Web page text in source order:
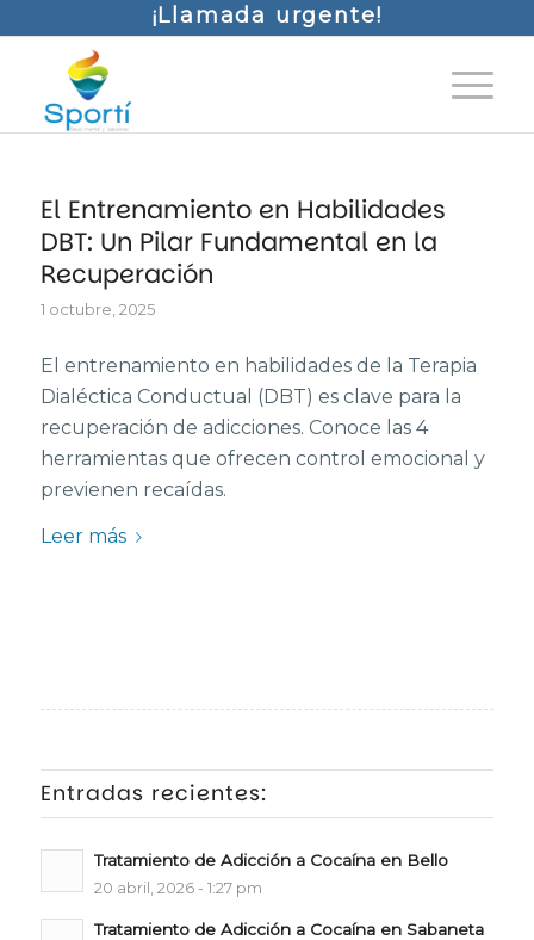
¡Llamada urgente!
El Entrenamiento en Habilidades
DBT: Un Pilar Fundamental en la
Recuperación
1 octubre, 2025
El entrenamiento en habilidades de la Terapia
Dialéctica Conductual (DBT) es clave para la
recuperación de adicciones. Conoce las 4
herramientas que ofrecen control emocional y
previenen recaídas.
Leer más
Entradas recientes:
Tratamiento de Adicción a Cocaína en Bello
20 abril, 2026 - 1:27 pm
Tratamiento de Adicción a Cocaína en Sabaneta